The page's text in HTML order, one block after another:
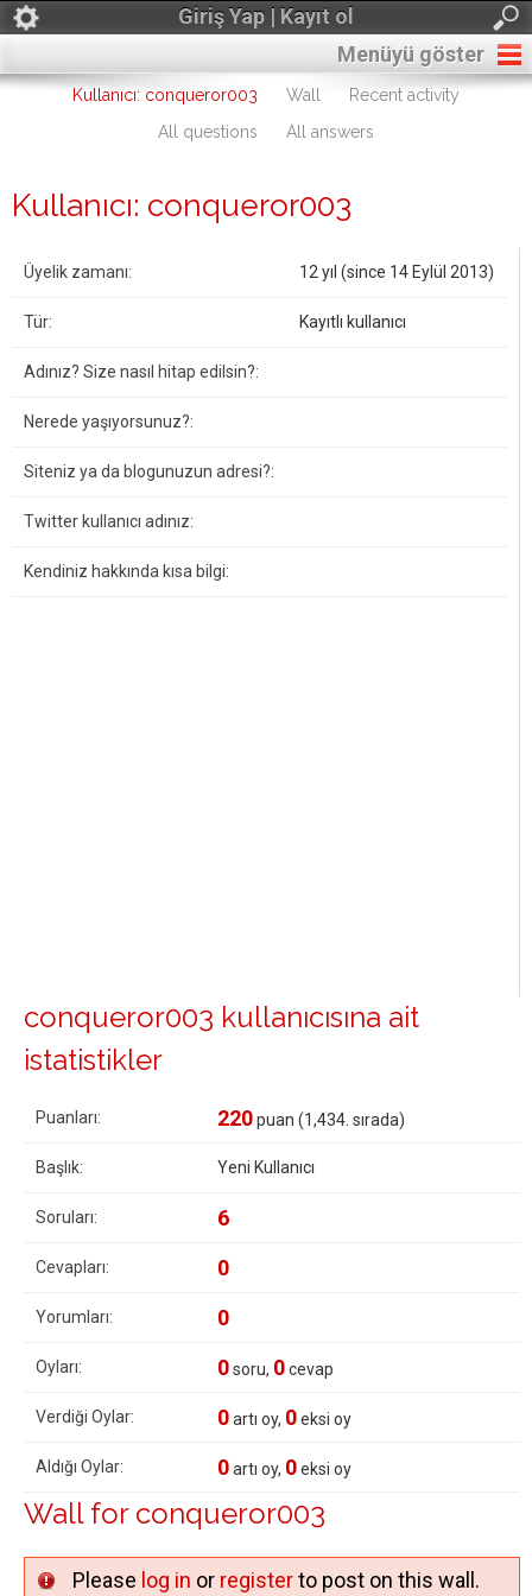
Giriş Yap | Kayıt ol
Menüyü göster
Kullanıcı: conqueror003 Wall
Recent activity
All questions
All answers
Kullanıcı: conqueror003
Üyelik zamanı: 12 yıl (since 14 Eylül 2013)
Tür: Kayıtlı kullanıcı
Adınız? Size nasıl hitap edilsin?:
Nerede yaşıyorsunuz?:
Siteniz ya da blogunuzun adresi?:
Twitter kullanıcı adınız:
Kendiniz hakkında kısa bilgi:
conqueror003 kullanıcısına ait
istatistikler
Puanları: 220puan (1,434 . sırada)
Başlık: Yeni Kullanıcı
Soruları: 6
Cevapları: 0
Yorumları: 0
Oyları: 0soru, 0cevap
Verdiği Oylar: 0artı oy, 0eksi oy
Aldığı Oylar: 0artı oy, 0eksi oy
Wall for conqueror003
Please log in or registerto post on this wall.